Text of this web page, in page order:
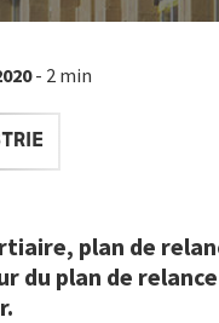
- 2 min
plan de
du plan de